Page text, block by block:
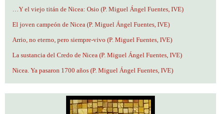
…Y el viejo titán de Nicea: Osio (P. Miguel Ángel Fuentes, IVE)
El joven campeón de Nicea (P. Miguel Ángel Fuentes, IVE)
Arrio, no eterno, pero siempre-vivo (P. Miguel Fuentes, IVE)
La sustancia del Credo de Nicea (P. Miguel Ángel Fuentes, IVE)
Nicea. Ya pasaron 1700 años (P. Miguel Ángel Fuentes, IVE)